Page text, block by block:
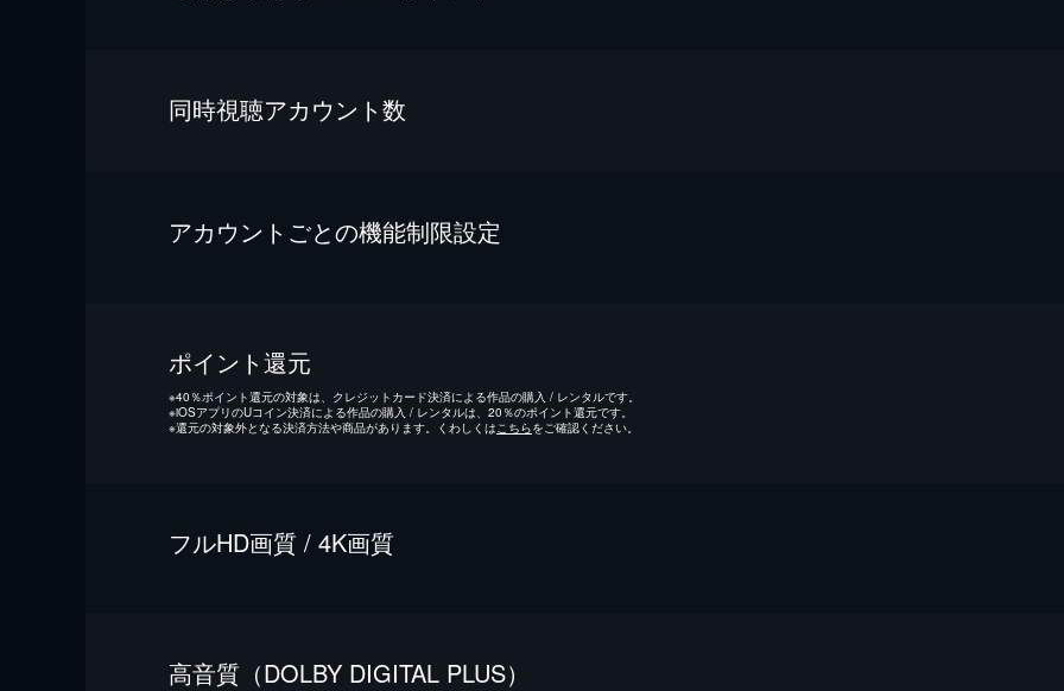
同時視聴アカウント数
アカウントごとの機能制限設定
ポイント還元
※40％ポイント還元の対象は、クレジットカード決済による作品の購入 / レンタルです。
※iOSアプリのUコイン決済による作品の購入 / レンタルは、20％のポイント還元です。
※還元の対象外となる決済方法や商品があります。くわしくは こちらをご確認ください。
フルHD画質 / 4K画質
⾼⾳質（DOLBY DIGITAL PLUS）